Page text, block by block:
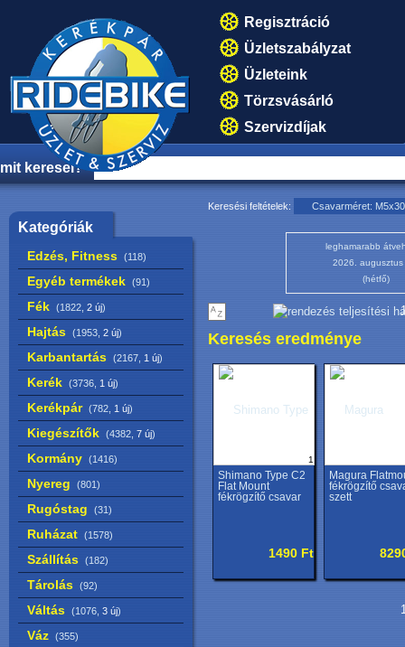
Regisztráció
Üzletszabályzat
Üzleteink
Törzsvásárló
Szervizdíjak
mit keresel?
Kategóriák
Edzés, Fitness (118)
Egyéb termékek (91)
Fék (1822, 2 új)
Hajtás (1953, 2 új)
Karbantartás (2167, 1 új)
Kerék (3736, 1 új)
Kerékpár (782, 1 új)
Kiegészítők (4382, 7 új)
Kormány (1416)
Nyereg (801)
Rugóstag (31)
Ruházat (1578)
Szállítás (182)
Tárolás (92)
Váltás (1076, 3 új)
Váz (355)
Keresési feltételek: Csavarméret: M5x30
leghamarabb
2026. augusztus
(hétfő)
Keresés eredménye
1
Shimano Type C2
Flat Mount
fékrögzítő csavar
1490 Ft
Magura
fékrögzítő
szett